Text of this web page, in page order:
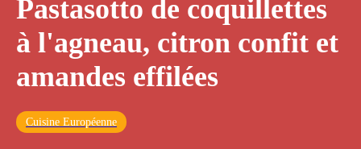
Pastasotto de coquillettes
à l'agneau, citron confit et
amandes effilées
Cuisine Européenne